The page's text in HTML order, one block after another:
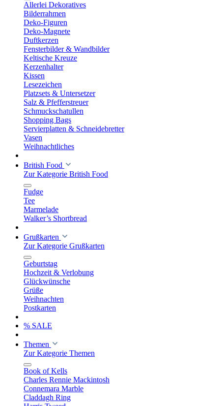
Allerlei Dekoratives
Bilderrahmen
Deko-Figuren
Deko-Magnete
Duftkerzen
Fensterbilder & Wandbilder
Keltische Kreuze
Kerzenhalter
Kissen
Lesezeichen
Platzsets & Untersetzer
Salz & Pfefferstreuer
Schmuckschatullen
Shopping Bags
Servierplatten & Schneidebretter
Vasen
Weihnachtliches
British Food
Zur Kategorie British Food
Fudge
Tee
Marmelade
Walker’s Shortbread
Grußkarten
Zur Kategorie Grußkarten
Geburtstag
Hochzeit & Verlobung
Glückwünsche
Grüße
Weihnachten
Postkarten
% SALE
Themen
Zur Kategorie Themen
Book of Kells
Charles Rennie Mackintosh
Connemara Marble
Claddagh Ring